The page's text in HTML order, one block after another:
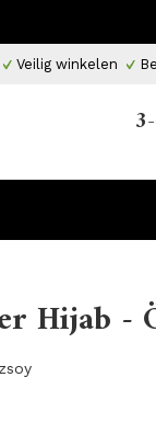
Veilig winkelen
Hijab -